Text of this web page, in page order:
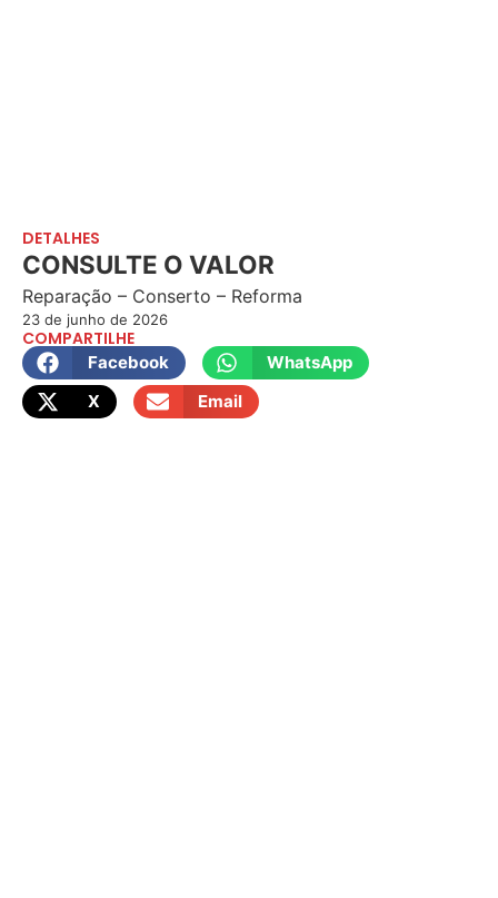
DETALHES
CONSULTE O VALOR
Reparação – Conserto – Reforma
23 de junho de 2026
COMPARTILHE
Facebook
WhatsApp
X
Email